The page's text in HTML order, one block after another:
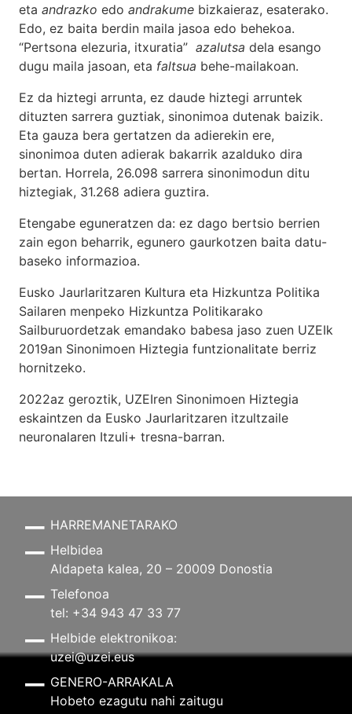
eta andrazko edo andrakume bizkaieraz, esaterako.
Edo, ez baita berdin maila jasoa edo behekoa.
“Pertsona elezuria, itxuratia” azalutsa dela esango
dugu maila jasoan, eta faltsua behe-mailakoan.
Ez da hiztegi arrunta, ez daude hiztegi arruntek
dituzten sarrera guztiak, sinonimoa dutenak baizik.
Eta gauza bera gertatzen da adierekin ere,
sinonimoa duten adierak bakarrik azalduko dira
bertan. Horrela, 26.098 sarrera sinonimodun ditu
hiztegiak, 31.268 adiera guztira.
Etengabe eguneratzen da: ez dago bertsio berrien
zain egon beharrik, egunero gaurkotzen baita datu-
baseko informazioa.
Eusko Jaurlaritzaren Kultura eta Hizkuntza Politika
Sailaren menpeko Hizkuntza Politikarako
Sailburuordetzak emandako babesa jaso zuen UZEIk
2019an Sinonimoen Hiztegia funtzionalitate berriz
hornitzeko.
2022az geroztik, UZEIren Sinonimoen Hiztegia
eskaintzen da Eusko Jaurlaritzaren itzultzaile
neuronalaren Itzuli+ tresna-barran.
HARREMANETARAKO
Helbidea
Aldapeta kalea, 20 – 20009 Donostia
Telefonoa
tel: +34 943 47 33 77
Helbide elektronikoa:
uzei@uzei.eus
GENERO-ARRAKALA
Hobeto ezagutu nahi zaitugu